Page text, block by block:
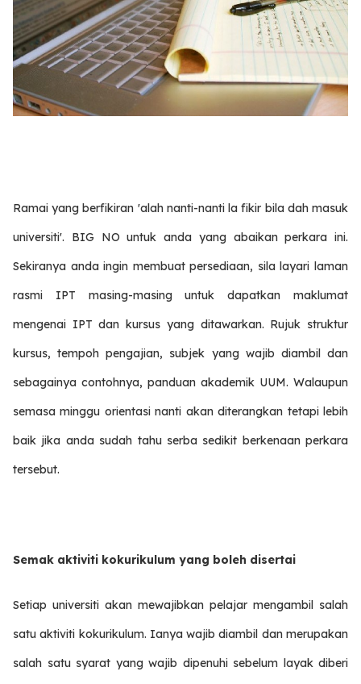
Ramai yang berfikiran 'alah nanti-nanti la fikir bila dah masuk
universiti'. BIG NO untuk anda yang abaikan perkara ini.
Sekiranya anda ingin membuat persediaan, sila layari laman
rasmi IPT masing-masing untuk dapatkan maklumat
mengenai IPT dan kursus yang ditawarkan. Rujuk struktur
kursus, tempoh pengajian, subjek yang wajib diambil dan
sebagainya contohnya, panduan akademik UUM. Walaupun
semasa minggu orientasi nanti akan diterangkan tetapi lebih
baik jika anda sudah tahu serba sedikit berkenaan perkara
tersebut.
Semak aktiviti kokurikulum yang boleh disertai
Setiap universiti akan mewajibkan pelajar mengambil salah
satu aktiviti kokurikulum. Ianya wajib diambil dan merupakan
salah satu syarat yang wajib dipenuhi sebelum layak diberi